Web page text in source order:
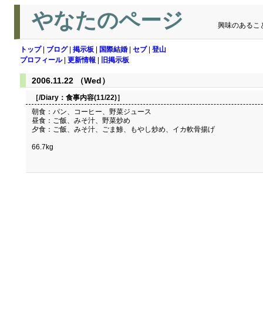
やなたのページ 興味のあるこ
トップ| ブログ| 掲示板 国際結婚 セブ| 登山
プロフィール| 更新情報 旧掲示板
2006.11.22 （Wed）
［/Diary： 食事内容(11/22)］
朝食：パン、コーヒー、野菜ジュース
昼食：ご飯、みそ汁、野菜炒め
夕食：ご飯、みそ汁、ごま鯵、もやし炒め、イカ軟骨揚げ
66.7kg